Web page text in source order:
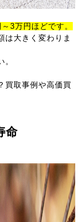
3万円ほどです。
は大きく変わりま
。
買取事例や高価買
命